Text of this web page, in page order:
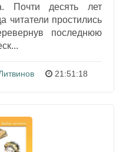
Почти десять лет
читатели простились
последнюю
21:51:18